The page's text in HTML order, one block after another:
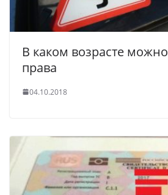
В каком возрасте
права
04.10.2018